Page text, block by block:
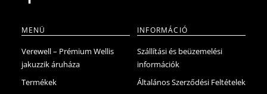
MENÜ
Verewell – Prémium Wellis
jakuzzik áruháza
Termékek
INFORMÁCIÓ
Szállítási és beüzemelési
információk
Általános Szerződési Feltételek